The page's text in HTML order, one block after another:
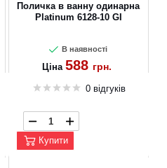
Поличка в ванну одинарна
Platinum 6128-10 GI
В наявності
Ціна 588 грн.
0 відгуків
Купити